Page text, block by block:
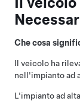
Che cosa
Il veicolo ha
nell'impianto ad
L'impianto ad